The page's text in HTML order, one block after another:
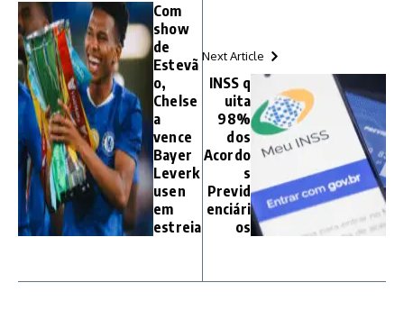
Com
show
de
Estevã
o,
Chelse
a
vence
Bayer
Leverk
usen
em
estreia
Next Article
INSS q
uita
98%
dos
Acordo
s
Previd
enciári
os